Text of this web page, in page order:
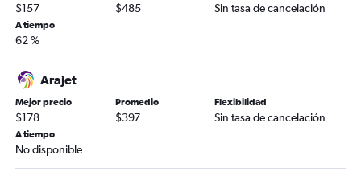
$157 $485 Sin tasa de cancelación
A tiempo
62 %
Arajet
Mejor precio
$178
Promedio
$397
Flexibilidad
Sin tasa de cancelación
A tiempo
No disponible